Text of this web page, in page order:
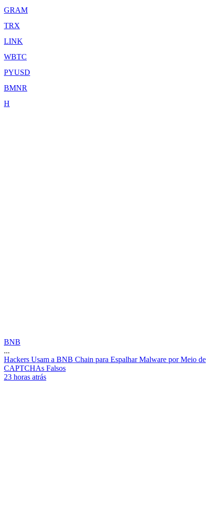
GRAM
TRX
LINK
WBTC
PYUSD
BMNR
H
BNB
...
Hackers Usam a BNB Chain para Espalhar Malware por Meio de
CAPTCHAs Falsos
23 horas atrás